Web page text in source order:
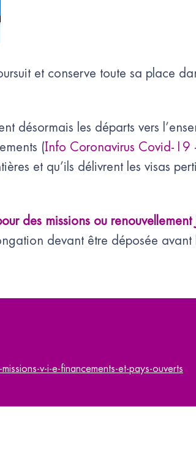
et conserve toute sa place
désormais les départs vers
(Info Coronavirus Covid-19
et qu’ils délivrent les visas
des missions ou
devant être déposée avant
v-i-e-financements-et-pays-ouverts